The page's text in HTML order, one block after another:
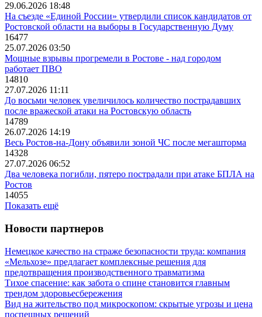
29.06.2026 18:48
На съезде «Единой России» утвердили список кандидатов от
Ростовской области на выборы в Государственную Думу
16477
25.07.2026 03:50
Мощные взрывы прогремели в Ростове - над городом
работает ПВО
14810
27.07.2026 11:11
До восьми человек увеличилось количество пострадавших
после вражеской атаки на Ростовскую область
14789
26.07.2026 14:19
Весь Ростов-на-Дону объявили зоной ЧС после мегашторма
14328
27.07.2026 06:52
Два человека погибли, пятеро пострадали при атаке БПЛА на
Ростов
14055
Показать ещё
Новости партнеров
Немецкое качество на страже безопасности труда: компания
«Мельхозе» предлагает комплексные решения для
предотвращения производственного травматизма
Тихое спасение: как забота о спине становится главным
трендом здоровьесбережения
Вид на жительство под микроскопом: скрытые угрозы и цена
поспешных решений